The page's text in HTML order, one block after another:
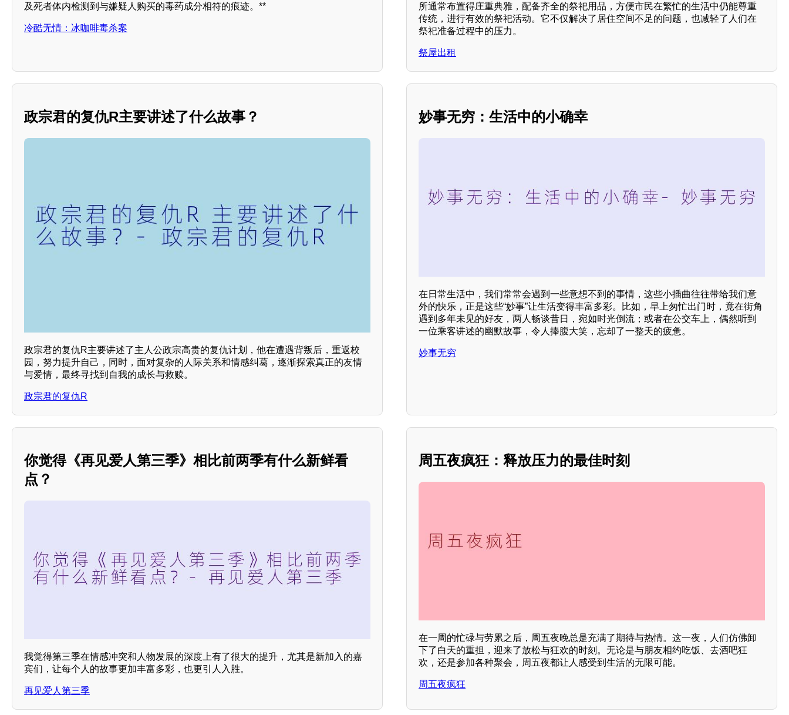
及死者体内检测到与嫌疑人购买的毒药成分相符的痕迹。**
冷酷无情：冰咖啡毒杀案
所通常布置得庄重典雅，配备齐全的祭祀用品，方便市民在繁忙的生活中仍能尊重
传统，进行有效的祭祀活动。它不仅解决了居住空间不足的问题，也减轻了人们在
祭祀准备过程中的压力。
祭屋出租
政宗君的复仇R主要讲述了什么故事？
政宗君的复仇R主要讲述了主人公政宗高贵的复仇计划，他在遭遇背叛后，重返校
园，努力提升自己，同时，面对复杂的人际关系和情感纠葛，逐渐探索真正的友情
与爱情，最终寻找到自我的成长与救赎。
政宗君的复仇R
妙事无穷：生活中的小确幸
在日常生活中，我们常常会遇到一些意想不到的事情，这些小插曲往往带给我们意
外的快乐，正是这些“妙事”让生活变得丰富多彩。比如，早上匆忙出门时，竟在街角
遇到多年未见的好友，两人畅谈昔日，宛如时光倒流；或者在公交车上，偶然听到
一位乘客讲述的幽默故事，令人捧腹大笑，忘却了一整天的疲惫。
妙事无穷
你觉得《再见爱人第三季》相比前两季有什么新鲜看
点？
我觉得第三季在情感冲突和人物发展的深度上有了很大的提升，尤其是新加入的嘉
宾们，让每个人的故事更加丰富多彩，也更引人入胜。
再见爱人第三季
周五夜疯狂：释放压力的最佳时刻
在一周的忙碌与劳累之后，周五夜晚总是充满了期待与热情。这一夜，人们仿佛卸
下了白天的重担，迎来了放松与狂欢的时刻。无论是与朋友相约吃饭、去酒吧狂
欢，还是参加各种聚会，周五夜都让人感受到生活的无限可能。
周五夜疯狂